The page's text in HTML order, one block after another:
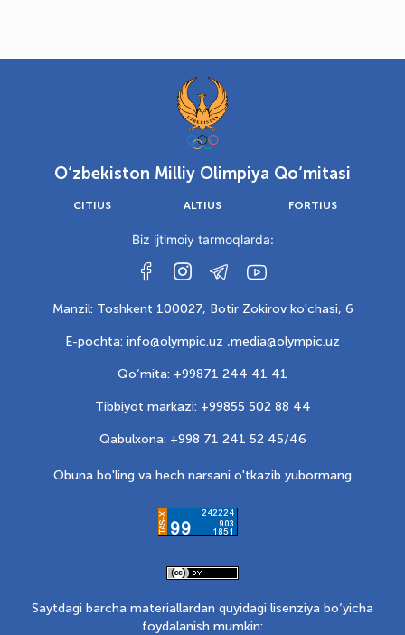
O‘zbekiston Milliy Olimpiya Qo‘mitasi
CITIUS ALTIUS FORTIUS
Biz ijtimoiy tarmoqlarda:
Manzil: Toshkent 100027, Botir Zokirov ko'chasi, 6
E-pochta: info@olympic.uz ,media@olympic.uz
Qo‘mita: +99871 244 41 41
Tibbiyot markazi: +99855 502 88 44
Qabulxona: +998 71 241 52 45/46
Obuna bo'ling va hech narsani o'tkazib yubormang
Saytdagi barcha materiallardan quyidagi lisenziya bo‘yicha
foydalanish mumkin: